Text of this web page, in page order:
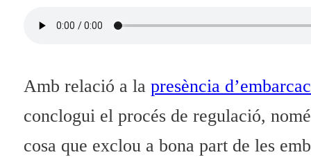
Amb relació a la presència
conclogui el procés de regulació,
cosa que exclou a bona part de les